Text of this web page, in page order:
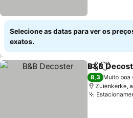
Selecione as datas para ver os
exatos.
Partilhar
B&B
8,3 Muito boa
Zuienkerke,